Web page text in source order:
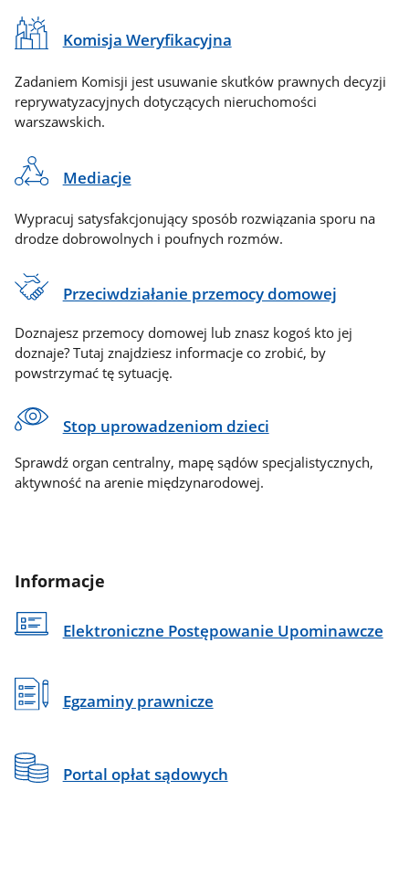
Komisja Weryfikacyjna
Zadaniem Komisji jest usuwanie skutków prawnych decyzji
reprywatyzacyjnych dotyczących nieruchomości
warszawskich.
Mediacje
Wypracuj satysfakcjonujący sposób rozwiązania sporu na
drodze dobrowolnych i poufnych rozmów.
Przeciwdziałanie przemocy domowej
Doznajesz przemocy domowej lub znasz kogoś kto jej
doznaje? Tutaj znajdziesz informacje co zrobić, by
powstrzymać tę sytuację.
Stop uprowadzeniom dzieci
Sprawdź organ centralny, mapę sądów specjalistycznych,
aktywność na arenie międzynarodowej.
Informacje
Elektroniczne Postępowanie Upominawcze
Egzaminy prawnicze
Portal opłat sądowych